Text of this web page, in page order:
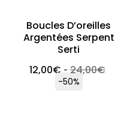
Boucles D’oreilles
Argentées Serpent
Serti
12,00€ -24,00€
-50%